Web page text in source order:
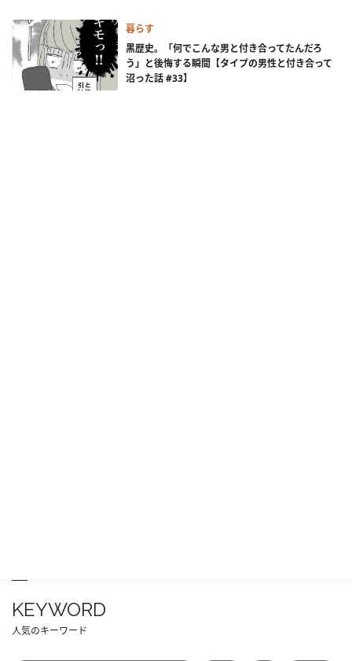
暮らす
黒歴史。「何でこんな男と付き合ってたんだろ
う」と後悔する瞬間【タイプの男性と付き合って
沼った話 #33】
KEYWORD
人気のキーワード